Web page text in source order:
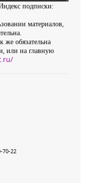
подписки:
материалов,
же обязательна
или на главную
70-22